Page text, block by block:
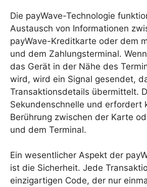
Die payWave-Technologie
Austausch von Informationen
payWave-Kreditkarte oder dem
und dem Zahlungsterminal.
das Gerät in der Nähe des
wird, wird ein Signal gesendet,
Transaktionsdetails übermittelt.
Sekundenschnelle und erfordert
Berührung zwischen der Karte
und dem Terminal.
Ein wesentlicher Aspekt der
ist die Sicherheit. Jede
einzigartigen Code, der nur